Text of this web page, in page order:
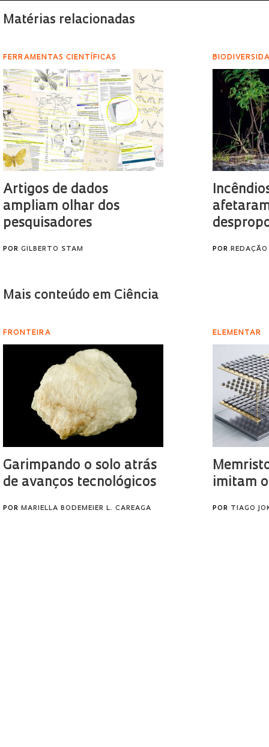
Matérias relacionadas
FERRAMENTAS CIENTÍFICAS
Artigos de dados
ampliam olhar dos
pesquisadores
POR GILBERTO STAM PORREDAÇÃO
Mais conteúdo em Ciência
FRONTEIRA
Garimpando o solo atrás
de avanços tecnológicos
POR MARIELLA BODEMEIER L. CAREAGA
ELEMENTAR
imitam
POR TIAGO